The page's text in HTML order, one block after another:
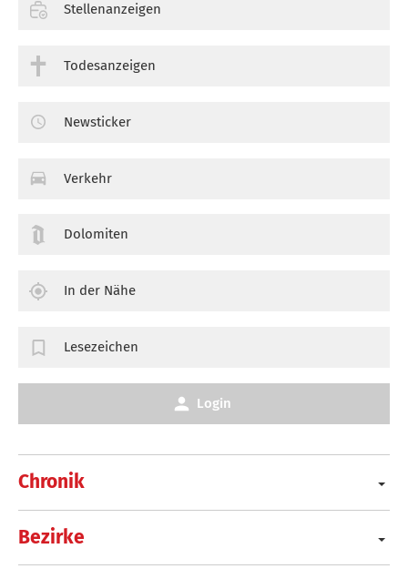
Chronik
Bezirke
Stellenanzeigen
Todesanzeigen
Newsticker
Verkehr
Dolomiten
In der Nähe
Lesezeichen
Login